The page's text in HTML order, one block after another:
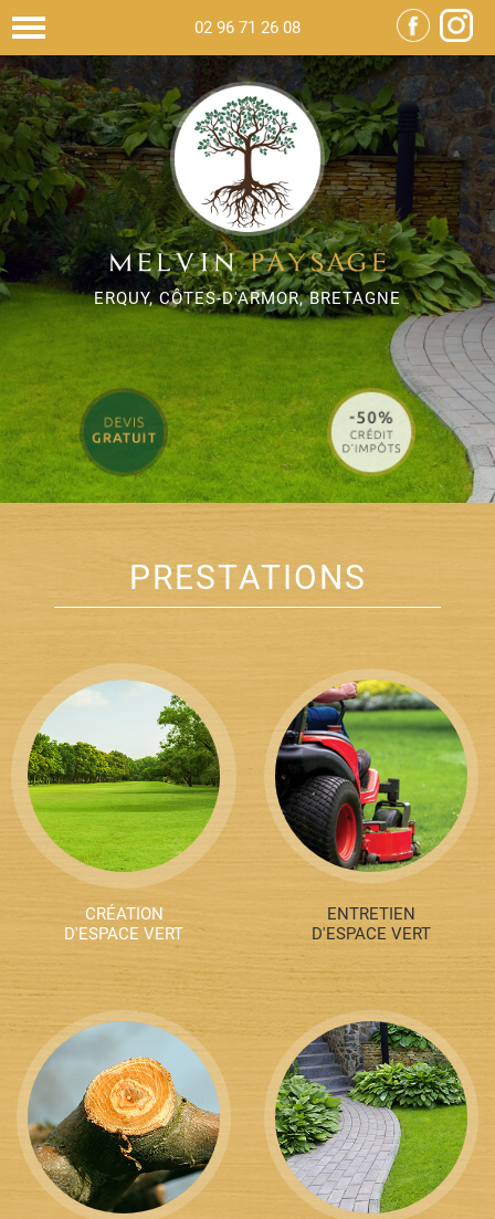
02 96 71 26 08
02 96 71 26 08
ERQUY, CÔTES-D'ARMOR, BRETAGNE
PRESTATIONS
CRÉATION
D'ESPACE VERT
ENTRETIEN
D'ESPACE VERT